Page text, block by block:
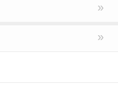
»
»